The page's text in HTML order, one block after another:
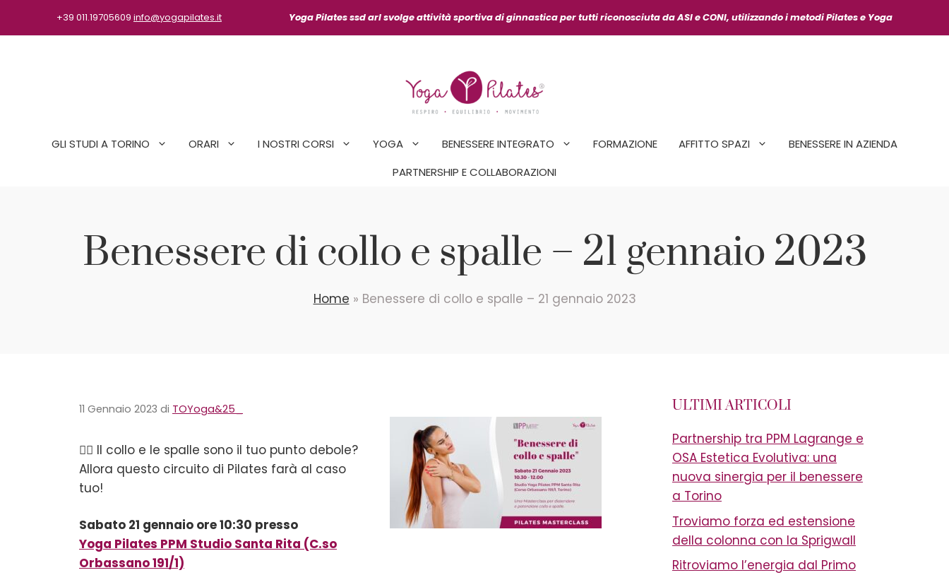
Yoga Pilates ssd arl svolge attività sportivadi ginnastica per tutti riconosciuta da ASIe CONI, utilizzando i metodi Pilates e Yoga
+39 011.19705609 info@yogapilates.it
GLI STUDI A TORINO ORARI I NOSTRI CORSI YOGA BENESSERE INTEGRATO FORMAZIONE AFFITTO SPAZI
BENESSERE IN AZIENDA
PARTNERSHIP E COLLABORAZIONI
Benessere di collo e spalle – 21 gennaio 2023
Home » Benessere di collo e spalle – 21 gennaio 2023
11 Gennaio 2023 di TOYoga&25_
🧘‍♀️ Il collo e le spalle sono il tuo punto debole?
Allora questo circuito di Pilates farà al caso
tuo!
Sabato 21 gennaio ore 10:30 presso
Yoga Pilates PPM Studio Santa Rita (C.so
Orbassano 191/1)
ULTIMI ARTICOLI
Partnership tra PPM Lagrange e
OSA Estetica Evolutiva: una
nuova sinergia per il benessere
a Torino
Troviamo forza ed estensione
della colonna con la Sprigwall
Ritroviamo l’energia dal Primo